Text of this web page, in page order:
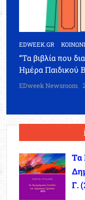
EDWEEK.GR
“Τα βιβλία που
Ημέρα Παιδικού
EDweek Newsroom
Τα
Γ.